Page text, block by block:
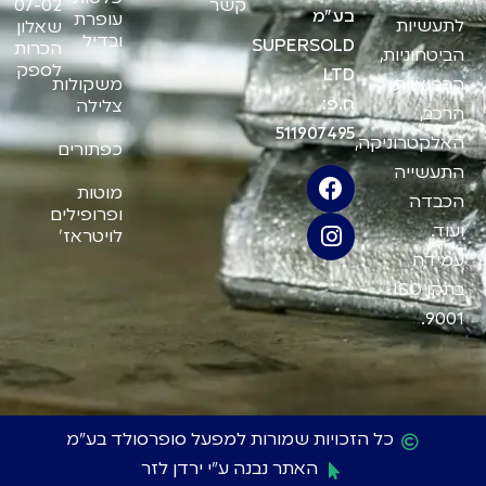
לתעשיות
הביטחוניות,
הרפואיות,
הרכב,
האלקטרוניקה,
התעשייה
הכבדה
ועוד.
עמידה
בתקן ISO
9001.
בע"מ
SUPERSOLD
LTD
ח.פ:
511907495
קשר
עופרת
ובדיל
משקולות
צלילה
כפתורים
מוטות
ופרופילים
לויטראז'
07-02
שאלון
הכרות
לספק
כל הזכויות שמורות למפעל סופרסולד בע"מ
האתר נבנה ע"י ירדן לזר